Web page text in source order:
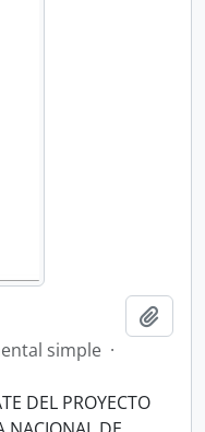
simple ·
DEL PROYECTO